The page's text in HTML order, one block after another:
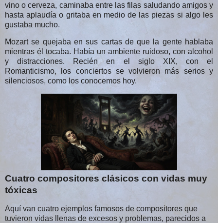
vino o cerveza, caminaba entre las filas saludando amigos y
hasta aplaudía o gritaba en medio de las piezas si algo les
gustaba mucho.
Mozart se quejaba en sus cartas de que la gente hablaba
mientras él tocaba. Había un ambiente ruidoso, con alcohol
y distracciones. Recién en el siglo XIX, con el
Romanticismo, los conciertos se volvieron más serios y
silenciosos, como los conocemos hoy.
Cuatro compositores clásicos con vidas muy
tóxicas
Aquí van cuatro ejemplos famosos de compositores que
tuvieron vidas llenas de excesos y problemas, parecidos a